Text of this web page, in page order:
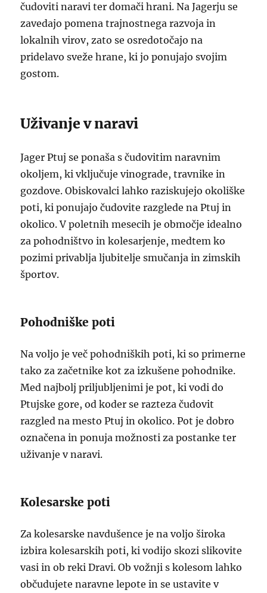
čudoviti naravi ter domači hrani. Na Jagerju se
zavedajo pomena trajnostnega razvoja in
lokalnih virov, zato se osredotočajo na
pridelavo sveže hrane, ki jo ponujajo svojim
gostom.
Uživanje v naravi
Jager Ptuj se ponaša s čudovitim naravnim
okoljem, ki vključuje vinograde, travnike in
gozdove. Obiskovalci lahko raziskujejo okoliške
poti, ki ponujajo čudovite razglede na Ptuj in
okolico. V poletnih mesecih je območje idealno
za pohodništvo in kolesarjenje, medtem ko
pozimi privablja ljubitelje smučanja in zimskih
športov.
Pohodniške poti
Na voljo je več pohodniških poti, ki so primerne
tako za začetnike kot za izkušene pohodnike.
Med najbolj priljubljenimi je pot, ki vodi do
Ptujske gore, od koder se razteza čudovit
razgled na mesto Ptuj in okolico. Pot je dobro
označena in ponuja možnosti za postanke ter
uživanje v naravi.
Kolesarske poti
Za kolesarske navdušence je na voljo široka
izbira kolesarskih poti, ki vodijo skozi slikovite
vasi in ob reki Dravi. Ob vožnji s kolesom lahko
občudujete naravne lepote in se ustavite v